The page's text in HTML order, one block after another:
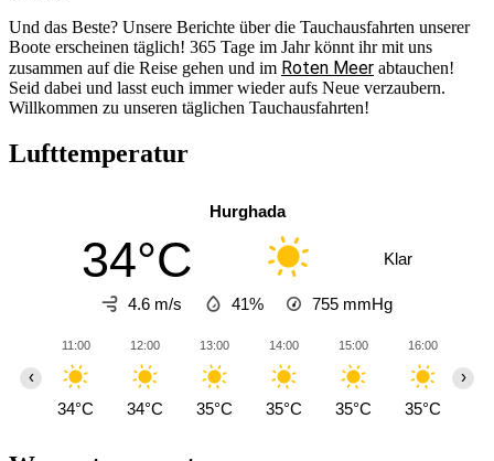
Und das Beste? Unsere Berichte über die Tauchausfahrten unserer
Boote erscheinen täglich! 365 Tage im Jahr könnt ihr mit uns
zusammen auf die Reise gehen und im Roten Meer abtauchen!
Seid dabei und lasst euch immer wieder aufs Neue verzaubern.
Willkommen zu unseren täglichen Tauchausfahrten!
Lufttemperatur
Hurghada
34°C Klar
4.6 m/s 41% 755 mmHg
11:00
34°C
12:00
34°C
13:00
35°C
14:00
35°C
15:00
35°C
16:00
35°C
‹ ›